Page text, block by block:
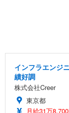
インフラエンジ
績好調
株式会社Creer
東京都
月給31万